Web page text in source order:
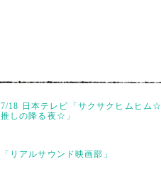
7/18 日本テレビ「サクサクヒムヒム☆
推しの降る夜☆」
「リアルサウンド映画部」